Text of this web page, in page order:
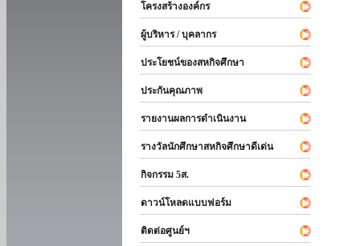
โครงสร้างองค์กร
ผู้บริหาร / บุคลากร
ประโยชน์ของสหกิจศึกษา
ประกันคุณภาพ
รายงานผลการดำเนินงาน
รางวัลนักศึกษาสหกิจศึกษาดีเด่น
กิจกรรม 5ส.
ดาวน์โหลดแบบฟอร์ม
ติดต่อศูนย์ฯ